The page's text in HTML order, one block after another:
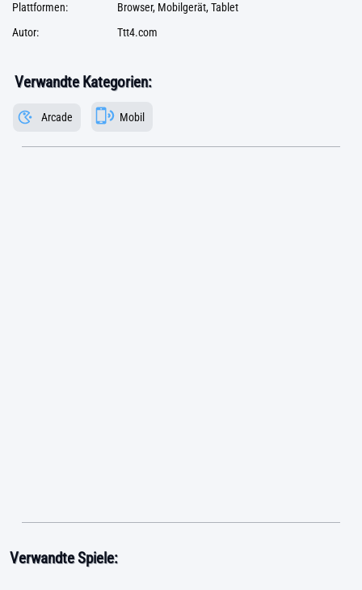
Plattformen:
Browser, Mobilgerät, Tablet
Autor:
Ttt4.com
Verwandte Kategorien:
Arcade Mobil
Verwandte Spiele: